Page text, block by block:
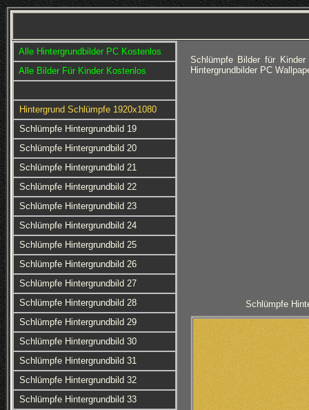
Alle Hintergrundbilder PC Kostenlos
Alle Bilder Für Kinder Kostenlos
Hintergrund Schlümpfe 1920x1080
Schlümpfe Hintergrundbild 19
Schlümpfe Hintergrundbild 20
Schlümpfe Hintergrundbild 21
Schlümpfe Hintergrundbild 22
Schlümpfe Hintergrundbild 23
Schlümpfe Hintergrundbild 24
Schlümpfe Hintergrundbild 25
Schlümpfe Hintergrundbild 26
Schlümpfe Hintergrundbild 27
Schlümpfe Hintergrundbild 28
Schlümpfe Hintergrundbild 29
Schlümpfe Hintergrundbild 30
Schlümpfe Hintergrundbild 31
Schlümpfe Hintergrundbild 32
Schlümpfe Hintergrundbild 33
Schlümpfe Bilder für
Hintergrundbilder PC
Schlümpfe